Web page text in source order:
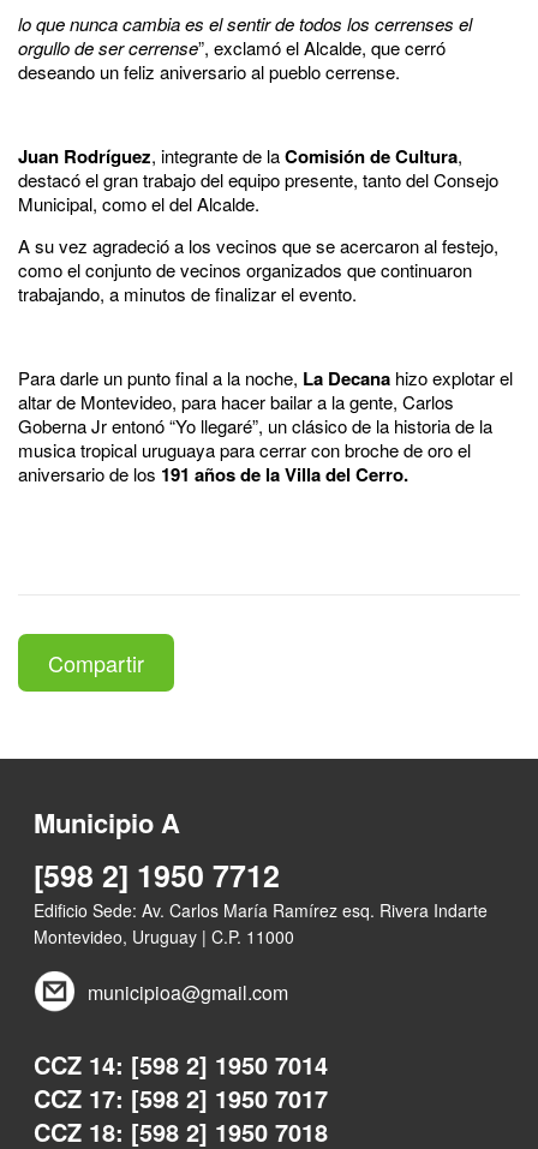
lo que nunca cambia es el sentir de todos los cerrenses el
orgullo de ser cerrense”, exclamó el Alcalde, que cerró
deseando un feliz aniversario al pueblo cerrense.
Juan Rodríguez, integrante de laComisión de Cultura,
destacó el gran trabajo del equipo presente, tanto del Consejo
Municipal, como el del Alcalde.
A su vez agradeció a los vecinos que se acercaron al festejo,
como el conjunto de vecinos organizados que continuaron
trabajando, a minutos de finalizar el evento.
Para darle un punto final a la noche, La Decana hizo explotar el
altar de Montevideo, para hacer bailar a la gente, Carlos
Goberna Jr entonó “Yo llegaré”, un clásico de la historia de la
musica tropical uruguaya para cerrar con broche de oro el
aniversario de los 191 años de la Villa del Cerro.
Compartir
Municipio A
[598 2] 1950 7712
Edificio Sede: Av. Carlos María Ramírez esq. Rivera Indarte
Montevideo, Uruguay | C.P. 11000
municipioa@gmail.com
CCZ 14: [598 2] 1950 7014
CCZ 17: [598 2] 1950 7017
CCZ 18: [598 2] 1950 7018